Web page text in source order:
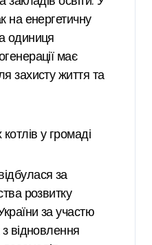
на енергетичну
одиниця
має
захисту життя та
за
розвитку
за участю
з відновлення